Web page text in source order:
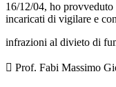
16/12/04, ho
incaricati di vigilare e
infrazioni al divieto di
 Prof. Fabi Massimo